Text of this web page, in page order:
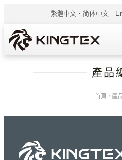
繁體中文 简体中文
產品
首頁 / 產